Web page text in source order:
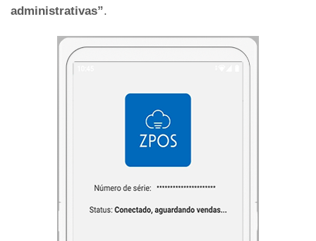
administrativas”.